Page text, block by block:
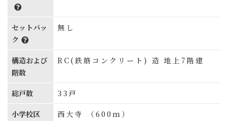
セットバッ
ク
無し
構造および
階数
RC(鉄筋コンクリート) 造 地上7階建
総戸数 33戸
小学校区 西大寺 （600m）